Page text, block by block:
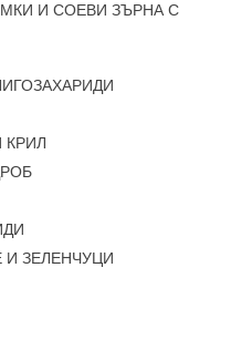
И СОЕВИ ЗЪРНА С
КРИЛ
ЗЕЛЕНЧУЦИ